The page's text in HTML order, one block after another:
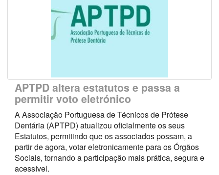
APTPD altera estatutos e passa a
permitir voto eletrónico
A Associação Portuguesa de Técnicos de Prótese
Dentária (APTPD) atualizou oficialmente os seus
Estatutos, permitindo que os associados possam, a
partir de agora, votar eletronicamente para os Órgãos
Sociais, tornando a participação mais prática, segura e
acessível.